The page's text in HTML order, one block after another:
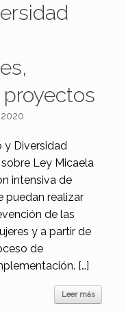
y Diversidad
Ley Micaela
intensiva de
puedan realizar
de las
y a partir de
de
[…]
Leer más